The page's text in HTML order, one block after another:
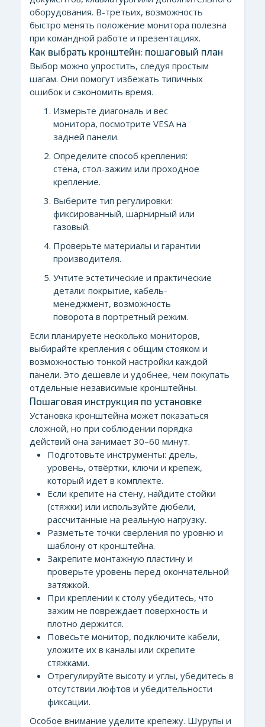
оборудования. В-третьих, возможность
быстро менять положение монитора полезна
при командной работе и презентациях.
Как выбрать кронштейн: пошаговый план
Выбор можно упростить, следуя простым
шагам. Они помогут избежать типичных
ошибок и сэкономить время.
Измерьте диагональ и вес
монитора, посмотрите VESA на
задней панели.
Определите способ крепления:
стена, стол-зажим или проходное
крепление.
Выберите тип регулировки:
фиксированный, шарнирный или
газовый.
Проверьте материалы и гарантии
производителя.
Учтите эстетические и практические
детали: покрытие, кабель-
менеджмент, возможность
поворота в портретный режим.
Если планируете несколько мониторов,
выбирайте крепления с общим стояком и
возможностью тонкой настройки каждой
панели. Это дешевле и удобнее, чем покупать
отдельные независимые кронштейны.
Пошаговая инструкция по установке
Установка кронштейна может показаться
сложной, но при соблюдении порядка
действий она занимает 30–60 минут.
Подготовьте инструменты: дрель,
уровень, отвёртки, ключи и крепеж,
который идет в комплекте.
Если крепите на стену, найдите стойки
(стяжки) или используйте дюбели,
рассчитанные на реальную нагрузку.
Разметьте точки сверления по уровню и
шаблону от кронштейна.
Закрепите монтажную пластину и
проверьте уровень перед окончательной
затяжкой.
При креплении к столу убедитесь, что
зажим не повреждает поверхность и
плотно держится.
Повесьте монитор, подключите кабели,
уложите их в каналы или скрепите
стяжками.
Отрегулируйте высоту и углы, убедитесь в
отсутствии люфтов и убедительности
фиксации.
Особое внимание уделите крепежу. Шурупы и